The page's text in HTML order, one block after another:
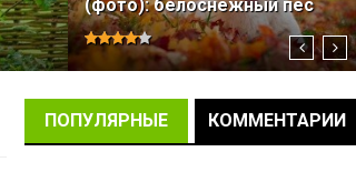
(фото): белоснежный пес
ПОПУЛЯРНЫЕ КОММЕНТАРИИ